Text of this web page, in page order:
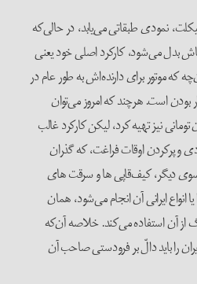
نمودی طبقاتی می‌یابد، در حالی‌که
بدل می‌شود، کارکرد اصلی خود یعنی
که موتور برای دارنده‌اش به طور عام در
بودن است. هرچند که امروز می‌توان
نیز تهیه کرد، لیکن کارکرد غالب
و پرکردن اوقات فراغت، که گذران
دیگر، کیف‌قاپی ها و سرقت های
انواع ایرانی آن انجام می‌شود، همان
از آن استفاده می‌کند. خلاصه آن‌که
را باید دالّ بر فرودستی صاحب آن